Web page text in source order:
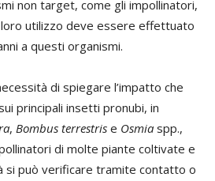
non target, come gli impollinatori,
utilizzo deve essere effettuato
a questi organismi.
di spiegare l’impatto che
principali insetti pronubi, in
, Bombus terrestris e Osmia spp.,
di molte piante coltivate e
si può verificare tramite contatto o